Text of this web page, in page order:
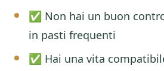
✅ Non hai un buon
in pasti frequenti
✅ Hai una vita